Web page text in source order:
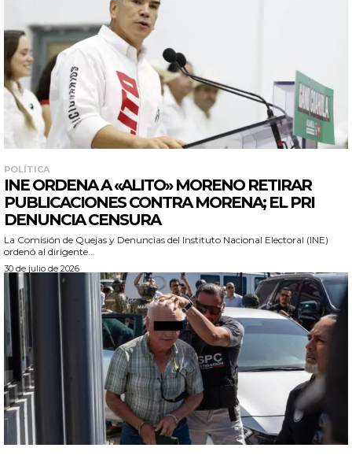
POLÍTICA
INE ORDENA A «ALITO» MORENO RETIRAR
PUBLICACIONES CONTRA MORENA; EL PRI
DENUNCIA CENSURA
La Comisión de Quejas y Denuncias del Instituto Nacional Electoral (INE)
ordenó al dirigente...
30 de julio de 2026